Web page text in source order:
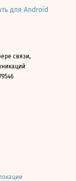
для Android
связи,